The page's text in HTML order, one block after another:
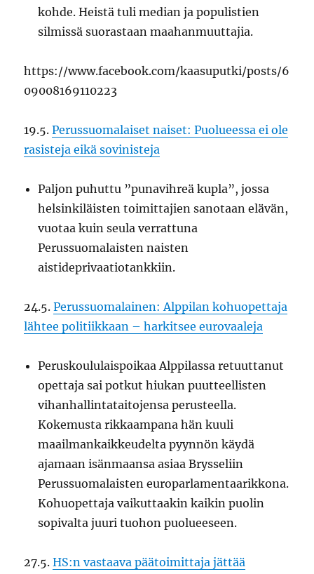
kohde. Heistä tuli median ja populistien
silmissä suorastaan maahanmuuttajia.
https://www.facebook.com/kaasuputki/posts/6
09008169110223
19.5.Perussuomalaiset naiset: Puolueessa ei ole
rasisteja eikä sovinisteja
Paljon puhuttu ”punavihreä kupla”, jossa
helsinkiläisten toimittajien sanotaan elävän,
vuotaa kuin seula verrattuna
Perussuomalaisten naisten
aistideprivaatiotankkiin.
24.5.Perussuomalainen: Alppilan kohuopettaja
lähtee politiikkaan – harkitsee eurovaaleja
Peruskoululaispoikaa Alppilassa retuuttanut
opettaja sai potkut hiukan puutteellisten
vihanhallintataitojensa perusteella.
Kokemusta rikkaampana hän kuuli
maailmankaikkeudelta pyynnön käydä
ajamaan isänmaansa asiaa Brysseliin
Perussuomalaisten europarlamentaarikkona.
Kohuopettaja vaikuttaakin kaikin puolin
sopivalta juuri tuohon puolueeseen.
27.5.HS:n vastaava päätoimittaja jättää